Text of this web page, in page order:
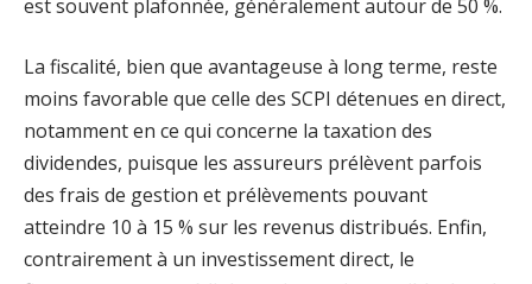
est souvent plafonnée, généralement autour de 50 %.
La fiscalité, bien que avantageuse à long terme, reste
moins favorable que celle des SCPI détenues en direct,
notamment en ce qui concerne la taxation des
dividendes, puisque les assureurs prélèvent parfois
des frais de gestion et prélèvements pouvant
atteindre 10 à 15 % sur les revenus distribués. Enfin,
contrairement à un investissement direct, le